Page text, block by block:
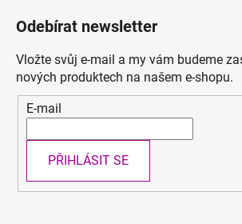
Odebírat newsletter
Vložte svůj e-mail a my vám budeme
nových produktech na našem e-shopu.
E-mail
PŘIHLÁSIT SE